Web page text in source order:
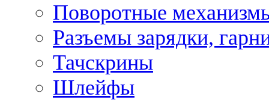
Поворотные
Разъемы зарядки,
Тачскрины
Шлейфы